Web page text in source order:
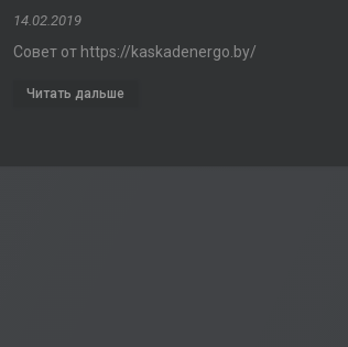
14.02.2019
Совет от https://kaskadenergo.by/